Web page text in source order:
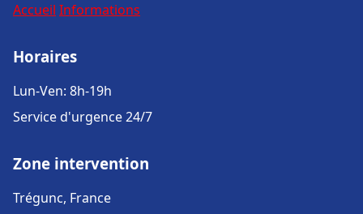
Accueil Informations
Horaires
Lun-Ven: 8h-19h
Service d'urgence 24/7
Zone intervention
Trégunc, France